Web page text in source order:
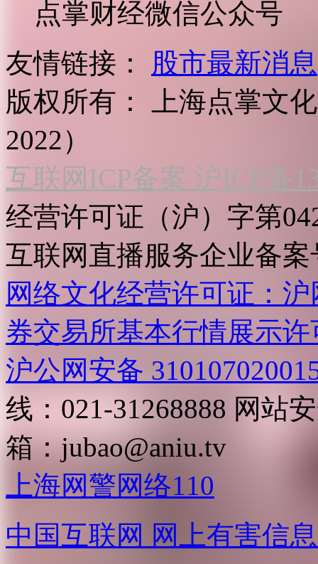
点掌财经微信公众号
友情链接：
股市最新消息
版权所有：
上海点掌文
2022）
互联网ICP备案 沪ICP备
经营许可证（沪）字第
互联网直播服务企业备案
网络文化经营许可证：
券交易所基本行情展示许
沪公网安备
线：021-31268888 网站
箱：jubao@aniu.tv
上海网警网络110
中国互联网 网上有害信